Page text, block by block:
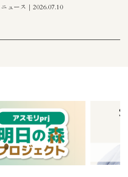
ニュース｜2026.07.10